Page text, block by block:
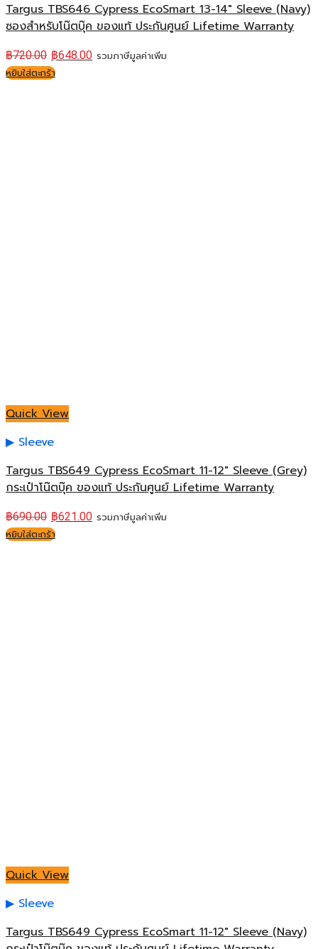
Targus TBS646 Cypress EcoSmart 13-14″ Sleeve (Navy)
ซองสำหรับโน๊ตบุ๊ค ของแท้ ประกันศูนย์ Lifetime Warranty
฿720.00 ฿648.00 รวมภาษีมูลค่าเพิ่ม
หยิบใส่ตะกร้า
Quick View
Sleeve
Targus TBS649 Cypress EcoSmart 11-12″ Sleeve (Grey)
กระเป๋าโน๊ตบุ๊ค ของแท้ ประกันศูนย์ Lifetime Warranty
฿690.00 ฿621.00 รวมภาษีมูลค่าเพิ่ม
หยิบใส่ตะกร้า
Quick View
Sleeve
Targus TBS649 Cypress EcoSmart 11-12″ Sleeve (Navy)